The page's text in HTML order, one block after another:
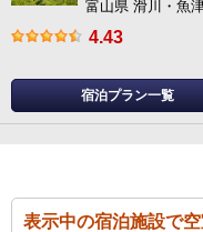
富山県 滑川・魚
4.43
宿泊プラン一覧
表示中の宿泊施設で